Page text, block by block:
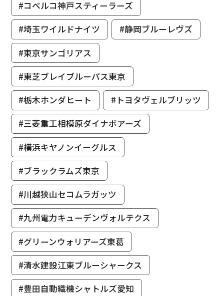
#コベルコ神戸スティーラーズ
#埼玉ワイルドナイツ
#静岡ブルーレヴズ
#東京サンゴリアス
#東芝ブレイブルーパス東京
#栃木ホンダヒート
#トヨタヴェルブリッツ
#三菱重工相模原ダイナボアーズ
#横浜キヤノンイーグルス
#ブラックラムズ東京
#川越狭山セコムラガッツ
#九州電力キューデンヴォルテクス
#グリーンウォリアーズ東葛
#清水建設江東ブルーシャークス
#豊田自動織機シャトルズ愛知